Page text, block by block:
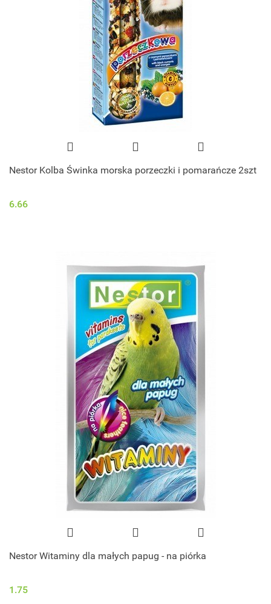
Nestor Kolba Świnka morska porzeczki i pomarańcze 2szt
6.66
Nestor Witaminy dla małych papug - na piórka
1.75